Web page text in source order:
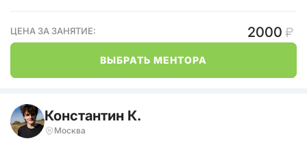
ЦЕНА ЗА ЗАНЯТИЕ: 2000
ВЫБРАТЬ МЕНТОРА
Константин К.
Москва